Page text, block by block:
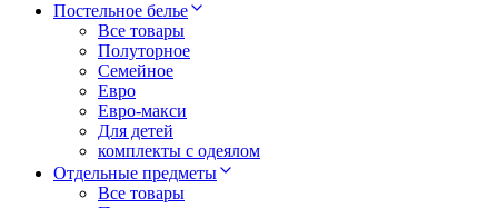
Постельное белье
Все товары
Полуторное
Семейное
Евро
Евро-макси
Для детей
комплекты с одеялом
Отдельные предметы
Все товары